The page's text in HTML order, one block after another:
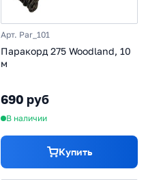
Арт. Par_101
Паракорд 275 Woodland, 10
м
690 руб
В наличии
Купить